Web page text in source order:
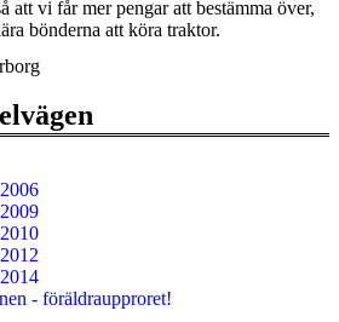
att vi får mer pengar att bestämma över,
bönderna att köra traktor.
- föräldraupproret!